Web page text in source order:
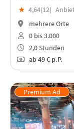
★ 4,64(12)
mehrere Orte
0 bis 3.000
2,0 Stunden
ab49 € p.P.